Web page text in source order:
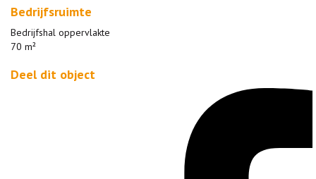
Bedrijfsruimte
Bedrijfshal oppervlakte
70 m²
Deel dit object